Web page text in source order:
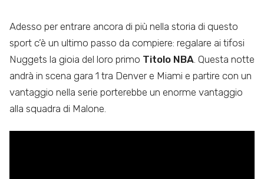
Adesso per entrare ancora di più nella storia di questo
sport c’è un ultimo passo da compiere: regalare ai tifosi
Nuggets la gioia del loro primo Titolo NBA. Questa notte
andrà in scena gara 1 tra Denver e Miami e partire con un
vantaggio nella serie porterebbe un enorme vantaggio
alla squadra di Malone.